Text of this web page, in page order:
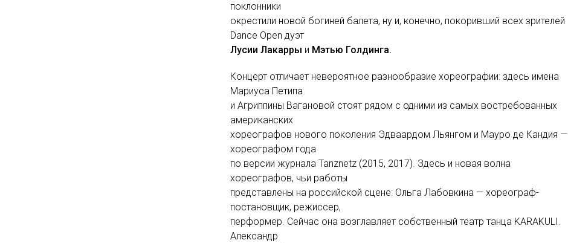
поклонники
окрестили новой богиней балета, ну и, конечно, покоривший всех зрителей
Dance Open дуэт
Лусии Лакарры и Мэтью Голдинга.
Концерт отличает невероятное разнообразие хореографии: здесь имена
Мариуса Петипа
и Агриппины Вагановой стоят рядом с одними из самых востребованных
американских
хореографов нового поколения Эдваардом Льянгом и Мауро де Кандия —
хореографом года
по версии журнала Tanznetz (2015, 2017). Здесь и новая волна
хореографов, чьи работы
представлены на российской сцене: Ольга Лабовкина — хореограф-
постановщик, режиссер,
перформер. Сейчас она возглавляет собственный театр танца KARAKULI.
Александр